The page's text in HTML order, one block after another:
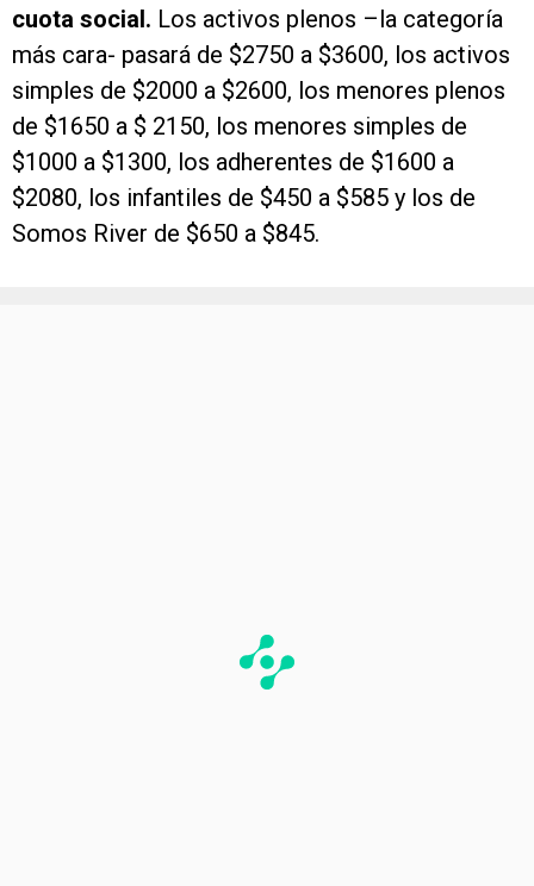
cuota social. Los activos plenos –la categoría
más cara- pasará de $2750 a $3600, los activos
simples de $2000 a $2600, los menores plenos
de $1650 a $ 2150, los menores simples de
$1000 a $1300, los adherentes de $1600 a
$2080, los infantiles de $450 a $585 y los de
Somos River de $650 a $845.